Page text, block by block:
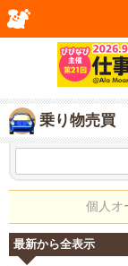
乗り物売買
個人オ
最新から全表示